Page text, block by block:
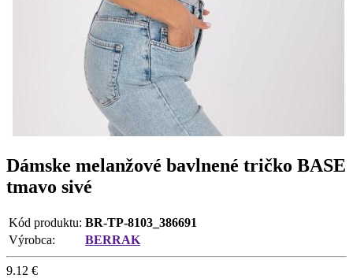
Dámske melanžové bavlnené tričko BASE
tmavo sivé
Kód produktu: BR-TP-8103_386691
Výrobca:
BERRAK
9.12 €